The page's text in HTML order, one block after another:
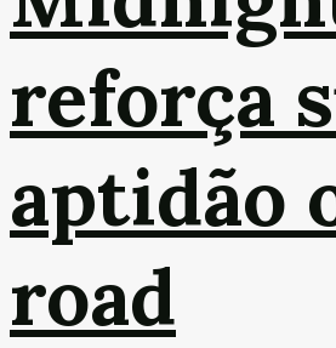
reforça
aptidão
road